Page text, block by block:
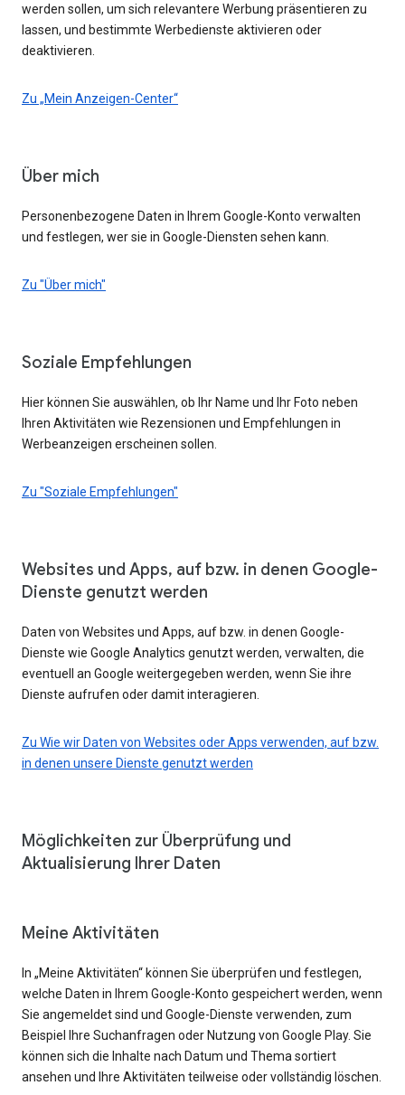
werden sollen, um sich relevantere Werbung präsentieren zu
lassen, und bestimmte Werbedienste aktivieren oder
deaktivieren.
Zu „Mein Anzeigen-Center“
Über mich
Personenbezogene Daten in Ihrem Google-Konto verwalten
und festlegen, wer sie in Google-Diensten sehen kann.
Zu "Über mich"
Soziale Empfehlungen
Hier können Sie auswählen, ob Ihr Name und Ihr Foto neben
Ihren Aktivitäten wie Rezensionen und Empfehlungen in
Werbeanzeigen erscheinen sollen.
Zu "Soziale Empfehlungen"
Websites und Apps, auf bzw. in denen Google-
Dienste genutzt werden
Daten von Websites und Apps, auf bzw. in denen Google-
Dienste wie Google Analytics genutzt werden, verwalten, die
eventuell an Google weitergegeben werden, wenn Sie ihre
Dienste aufrufen oder damit interagieren.
Zu Wie wir Daten von Websites oder Apps verwenden, auf bzw.
in denen unsere Dienste genutzt werden
Möglichkeiten zur Überprüfung und
Aktualisierung Ihrer Daten
Meine Aktivitäten
In „Meine Aktivitäten“ können Sie überprüfen und festlegen,
welche Daten in Ihrem Google-Konto gespeichert werden, wenn
Sie angemeldet sind und Google-Dienste verwenden, zum
Beispiel Ihre Suchanfragen oder Nutzung von Google Play. Sie
können sich die Inhalte nach Datum und Thema sortiert
ansehen und Ihre Aktivitäten teilweise oder vollständig löschen.